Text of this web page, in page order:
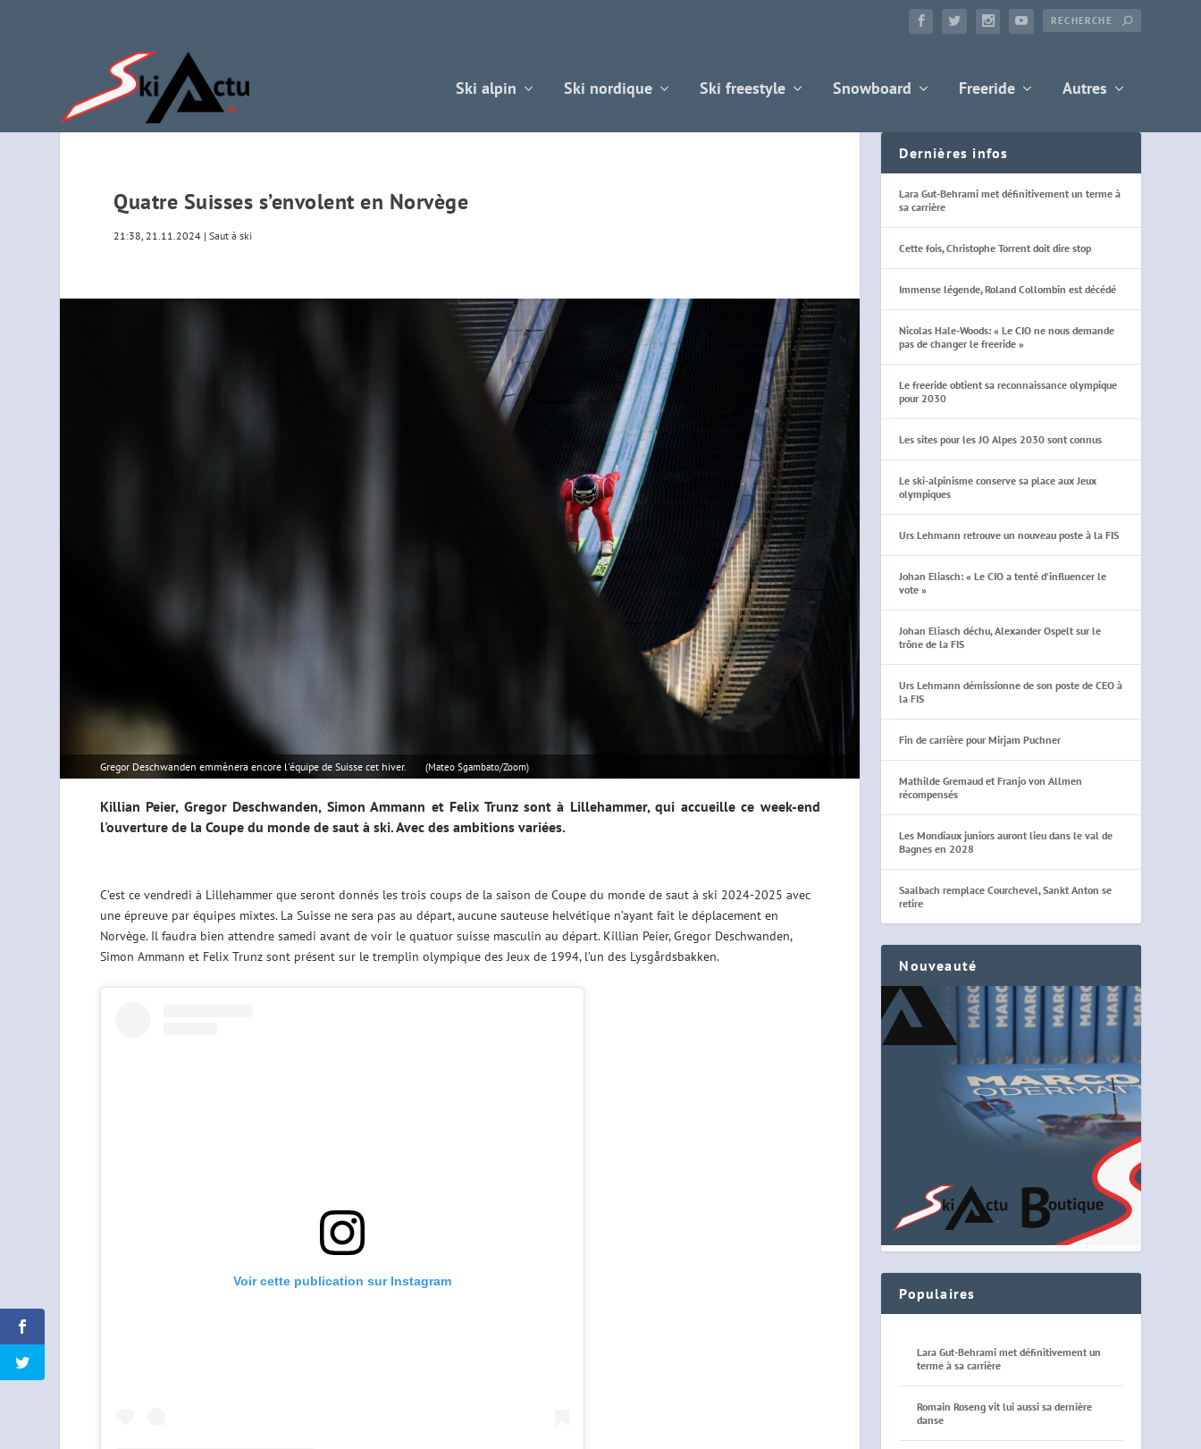
Ski alpin Ski nordique Ski freestyle Snowboard Freeride Autres
Quatre Suisses s’envolent en Norvège
21:38, 21.11.2024 |Saut à ski
Gregor Deschwanden emmènera encore l'équipe de Suisse cet hiver. (Mateo Sgambato/Zoom)
Killian Peier, Gregor Deschwanden, Simon Ammann et Felix Trunz sont à Lillehammer, qui accueille ce week-end
l'ouverture de la Coupe du monde de saut à ski. Avec des ambitions variées.
C’est ce vendredi à Lillehammer que seront donnés les trois coups de la saison de Coupe du monde de saut à ski 2024-2025 avec
une épreuve par équipes mixtes. La Suisse ne sera pas au départ, aucune sauteuse helvétique n’ayant fait le déplacement en
Norvège. Il faudra bien attendre samedi avant de voir le quatuor suisse masculin au départ. Killian Peier, Gregor Deschwanden,
Simon Ammann et Felix Trunz sont présent sur le tremplin olympique des Jeux de 1994, l’un des Lysgårdsbakken.
Voir cette publication sur Instagram
Dernières infos
Lara Gut-Behrami met définitivement un terme à
sa carrière
Cette fois, Christophe Torrent doit dire stop
Immense légende, Roland Collombin est décédé
Nicolas Hale-Woods: « Le CIO ne nous demande
pas de changer le freeride »
Le freeride obtient sa reconnaissance olympique
pour 2030
Les sites pour les JO Alpes 2030 sont connus
Le ski-alpinisme conserve sa place aux Jeux
olympiques
Urs Lehmann retrouve un nouveau poste à la FIS
Johan Eliasch: « Le CIO a tenté d’influencer le
vote »
Johan Eliasch déchu, Alexander Ospelt sur le
trône de la FIS
Urs Lehmann démissionne de son poste de CEO à
la FIS
Fin de carrière pour Mirjam Puchner
Mathilde Gremaud et Franjo von Allmen
récompensés
Les Mondiaux juniors auront lieu dans le val de
Bagnes en 2028
Saalbach remplace Courchevel, Sankt Anton se
retire
Nouveauté
Populaires
Lara Gut-Behrami met définitivement un
terme à sa carrière
Romain Roseng vit lui aussi sa dernière
danse